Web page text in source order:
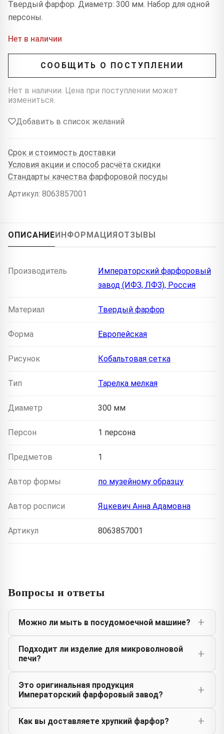
Твердый фарфор. Диаметр: 300 мм. Набор для одной
персоны.
Нет в наличии
СООБЩИТЬ О ПОСТУПЛЕНИИ
Нет в наличии. Цена при поступлении может
измениться.
Добавить в список желаний
Срок и стоимость доставки
Условия акции и способ расчёта скидки
Стандарты качества фарфоровой посуды
Артикул: 8063857001
ОПИСАНИЕИНФОРМАЦИЯОТЗЫВЫ
Производитель
Императорский фарфоровый
завод (ИФЗ, ЛФЗ), Россия
Материал Твердый фарфор
Форма Европейская
Рисунок Кобальтовая сетка
Тип Тарелка мелкая
Диаметр 300 мм
Персон 1 персона
Предметов 1
Автор формы по музейному образцу
Автор росписи Яцкевич Анна Адамовна
Артикул 8063857001
Вопросы и ответы
Можно ли мыть в посудомоечной машине?
Подходит ли изделие для микроволновой
печи?
Это оригинальная продукция
Императорский фарфоровый завод?
Как вы доставляете хрупкий фарфор?